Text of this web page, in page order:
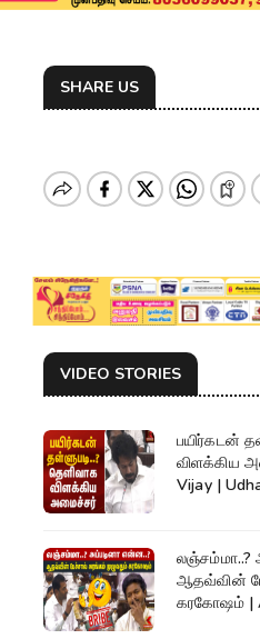
SHARE US
VIDEO STORIES
பயிர்கடன்
விளக்கிய
Vijay |
லஞ்சம்மா..?
ஆதவ்வின்
கரகோஷம் |